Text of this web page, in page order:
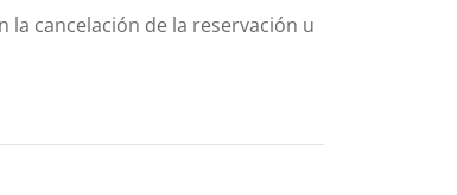
cancelación de la reservación u